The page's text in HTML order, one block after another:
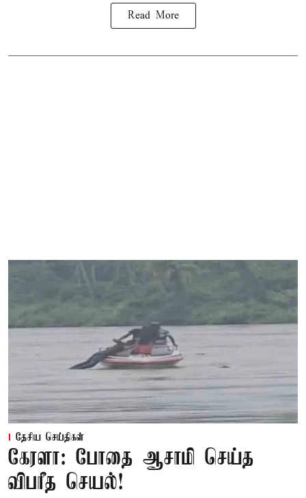
Read More
தேசிய செய்திகள்
கேரளா: போதை ஆசாமி செய்த
விபரீத செயல்!